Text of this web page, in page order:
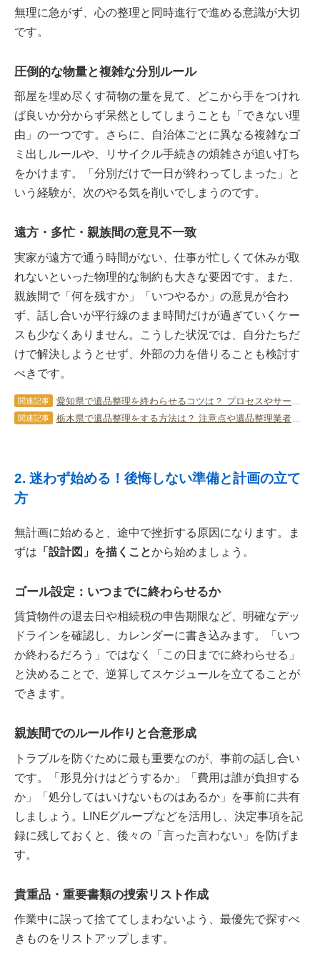
無理に急がず、心の整理と同時進行で進める意識が大切
です。
圧倒的な物量と複雑な分別ルール
部屋を埋め尽くす荷物の量を見て、どこから手をつけれ
ば良いか分からず呆然としてしまうことも「できない理
由」の一つです。さらに、自治体ごとに異なる複雑なゴ
ミ出しルールや、リサイクル手続きの煩雑さが追い打ち
をかけます。「分別だけで一日が終わってしまった」と
いう経験が、次のやる気を削いでしまうのです。
遠方・多忙・親族間の意見不一致
実家が遠方で通う時間がない、仕事が忙しくて休みが取
れないといった物理的な制約も大きな要因です。また、
親族間で「何を残すか」「いつやるか」の意見が合わ
ず、話し合いが平行線のまま時間だけが過ぎていくケー
スも少なくありません。こうした状況では、自分たちだ
けで解決しようとせず、外部の力を借りることも検討す
べきです。
関連記事
関連記事
2. 迷わず始める！後悔しない準備と計画の立て
方
無計画に始めると、途中で挫折する原因になります。ま
ずは 「設計図」を描くことから始めましょう。
ゴール設定：いつまでに終わらせるか
賃貸物件の退去日や相続税の申告期限など、明確なデッ
ドラインを確認し、カレンダーに書き込みます。「いつ
か終わるだろう」ではなく「この日までに終わらせる」
と決めることで、逆算してスケジュールを立てることが
できます。
親族間でのルール作りと合意形成
トラブルを防ぐために最も重要なのが、事前の話し合い
です。「形見分けはどうするか」「費用は誰が負担する
か」「処分してはいけないものはあるか」を事前に共有
しましょう。LINEグループなどを活用し、決定事項を記
録に残しておくと、後々の「言った言わない」を防げま
す。
貴重品・重要書類の捜索リスト作成
作業中に誤って捨ててしまわないよう、最優先で探すべ
きものをリストアップします。